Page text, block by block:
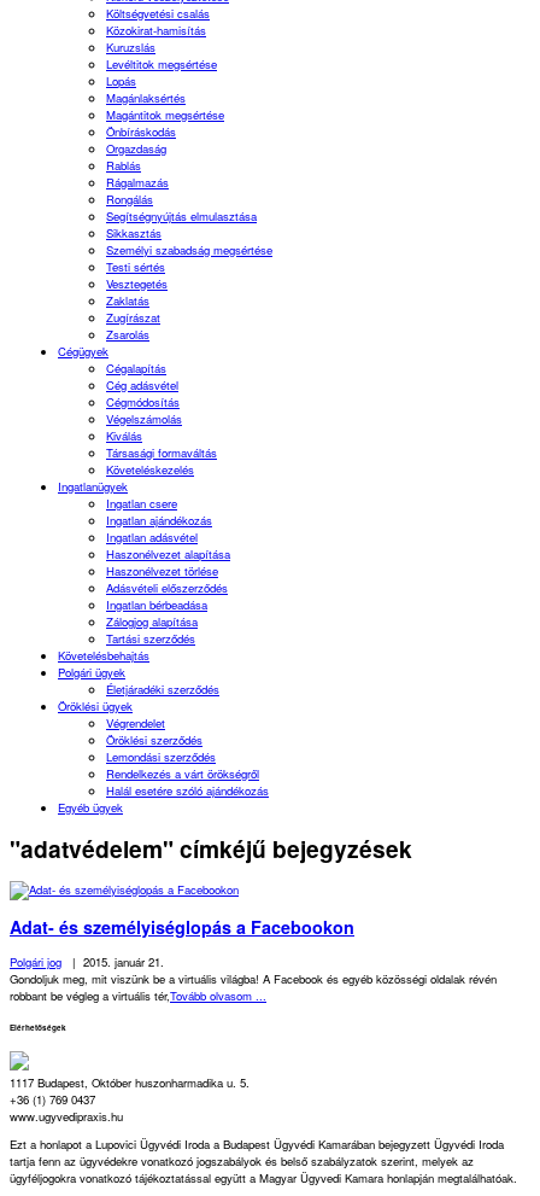
Költségvetési csalás
Közokirat-hamisítás
Kuruzslás
Levéltitok megsértése
Lopás
Magánlaksértés
Magántitok megsértése
Önbíráskodás
Orgazdaság
Rablás
Rágalmazás
Rongálás
Segítségnyújtás elmulasztása
Sikkasztás
Személyi szabadság megsértése
Testi sértés
Vesztegetés
Zaklatás
Zugírászat
Zsarolás
Cégügyek
Cégalapítás
Cég adásvétel
Cégmódosítás
Végelszámolás
Kiválás
Társasági formaváltás
Követeléskezelés
Ingatlanügyek
Ingatlan csere
Ingatlan ajándékozás
Ingatlan adásvétel
Haszonélvezet alapítása
Haszonélvezet törlése
Adásvételi előszerződés
Ingatlan bérbeadása
Zálogjog alapítása
Tartási szerződés
Követelésbehajtás
Polgári ügyek
Életjáradéki szerződés
Öröklési ügyek
Végrendelet
Öröklési szerződés
Lemondási szerződés
Rendelkezés a várt örökségről
Halál esetére szóló ajándékozás
Egyéb ügyek
"adatvédelem" címkéjű bejegyzések
Adat- és személyiséglopás a Facebookon
Polgári jog | 2015. január 21.
Gondoljuk meg, mit viszünk be a virtuális világba! A Facebook és egyéb közösségi oldalak révén
robbant be végleg a virtuális tér,Tovább olvasom ...
Elérhetőségek
1117 Budapest, Október huszonharmadika u. 5.
+36 (1) 769 0437
www.ugyvedipraxis.hu
Ezt a honlapot a Lupovici Ügyvédi Iroda a Budapest Ügyvédi Kamarában bejegyzett Ügyvédi Iroda
tartja fenn az ügyvédekre vonatkozó jogszabályok és belső szabályzatok szerint, melyek az
ügyféljogokra vonatkozó tájékoztatással együtt a Magyar Ügyvedi Kamara honlapján megtalálhatóak.